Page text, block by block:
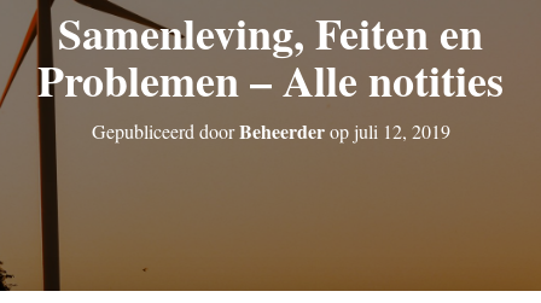
S
Samenleving, Feiten en
Problemen – Alle notities
Gepubliceerd doorBeheerderop juli 12, 2019